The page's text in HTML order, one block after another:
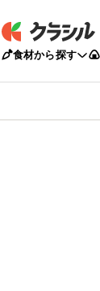
食材から探す